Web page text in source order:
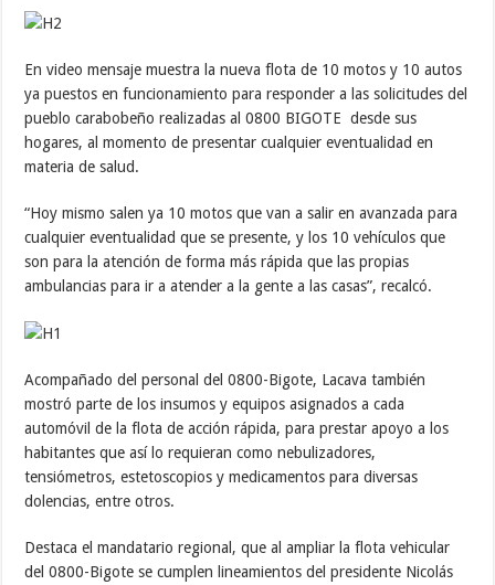
En video mensaje muestra la nueva flota de 10 motos y 10 autos
ya puestos en funcionamiento para responder a las solicitudes del
pueblo carabobeño realizadas al 0800 BIGOTE desde sus
hogares, al momento de presentar cualquier eventualidad en
materia de salud.
“Hoy mismo salen ya 10 motos que van a salir en avanzada para
cualquier eventualidad que se presente, y los 10 vehículos que
son para la atención de forma más rápida que las propias
ambulancias para ir a atender a la gente a las casas”, recalcó.
Acompañado del personal del 0800-Bigote, Lacava también
mostró parte de los insumos y equipos asignados a cada
automóvil de la flota de acción rápida, para prestar apoyo a los
habitantes que así lo requieran como nebulizadores,
tensiómetros, estetoscopios y medicamentos para diversas
dolencias, entre otros.
Destaca el mandatario regional, que al ampliar la flota vehicular
del 0800-Bigote se cumplen lineamientos del presidente Nicolás